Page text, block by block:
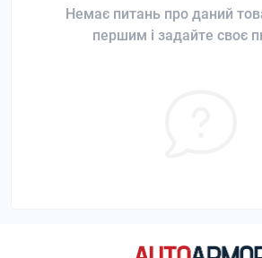
Немає питань про даний
першим і задайте своє